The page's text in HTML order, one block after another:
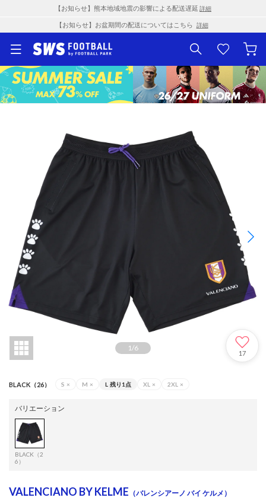
【お知らせ】熊本地域地震の影響による配送遅延 詳細
【お知らせ】お盆期間の配送についてはこちら 詳細
1/6
17
BLACK（26） S × M × L 残り1点 XL × 2XL ×
バリエーション
BLACK（2
6）
VALENCIANO BY KELME （バレンシアーノ バイ ケルメ）